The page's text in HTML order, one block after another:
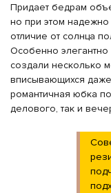
Придает бедрам
но при этом надежно
отличие от солнца
Особенно элегантно
создали несколько
вписывающихся
романтичная юбка
делового, так и